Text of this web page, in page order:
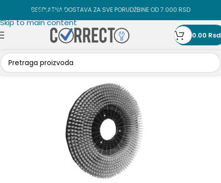
Skip to navigation
Skip to main content
BESPLATNA DOSTAVA ZA SVE PORUDŽBINE OD 7.000 RSD
0.00 Rsd